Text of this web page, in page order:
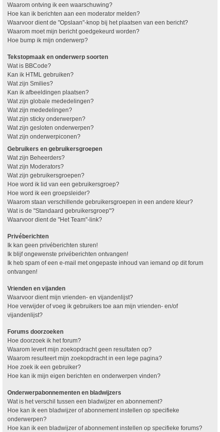
Waarom ontving ik een waarschuwing?
Hoe kan ik berichten aan een moderator melden?
Waarvoor dient de "Opslaan"-knop bij het plaatsen van een bericht?
Waarom moet mijn bericht goedgekeurd worden?
Hoe bump ik mijn onderwerp?
Tekstopmaak en onderwerp soorten
Wat is BBCode?
Kan ik HTML gebruiken?
Wat zijn Smilies?
Kan ik afbeeldingen plaatsen?
Wat zijn globale mededelingen?
Wat zijn mededelingen?
Wat zijn sticky onderwerpen?
Wat zijn gesloten onderwerpen?
Wat zijn onderwerpiconen?
Gebruikers en gebruikersgroepen
Wat zijn Beheerders?
Wat zijn Moderators?
Wat zijn gebruikersgroepen?
Hoe word ik lid van een gebruikersgroep?
Hoe word ik een groepsleider?
Waarom staan verschillende gebruikersgroepen in een andere kleur?
Wat is de "Standaard gebruikersgroep"?
Waarvoor dient de "Het Team"-link?
Privéberichten
Ik kan geen privéberichten sturen!
Ik blijf ongewenste privéberichten ontvangen!
Ik heb spam of een e-mail met ongepaste inhoud van iemand op dit forum
ontvangen!
Vrienden en vijanden
Waarvoor dient mijn vrienden- en vijandenlijst?
Hoe verwijder of voeg ik gebruikers toe aan mijn vrienden- en/of
vijandenlijst?
Forums doorzoeken
Hoe doorzoek ik het forum?
Waarom levert mijn zoekopdracht geen resultaten op?
Waarom resulteert mijn zoekopdracht in een lege pagina?
Hoe zoek ik een gebruiker?
Hoe kan ik mijn eigen berichten en onderwerpen vinden?
Onderwerpabonnementen en bladwijzers
Wat is het verschil tussen een bladwijzer en abonnement?
Hoe kan ik een bladwijzer of abonnement instellen op specifieke
onderwerpen?
Hoe kan ik een bladwijzer of abonnement instellen op specifieke forums?